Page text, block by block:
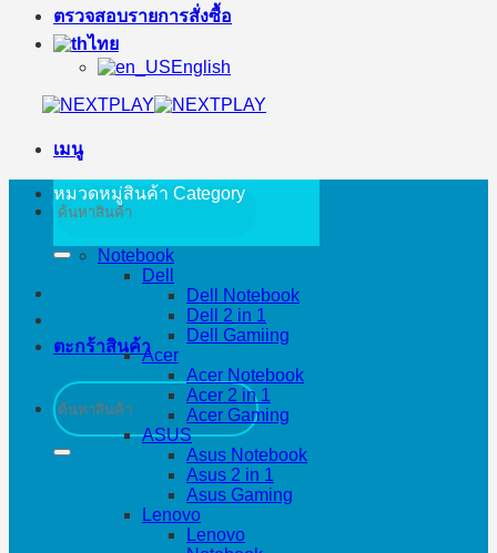
ตรวจสอบรายการสั่งซื้อ
ไทย
English
เมนู
ค้นหา:
ตะกร้าสินค้า
ค้นหา:
หมวดหมู่สินค้า Category
Notebook
Dell
Dell Notebook
Dell 2 in 1
Dell Gamiing
Acer
Acer Notebook
Acer 2 in 1
Acer Gaming
ASUS
Asus Notebook
Asus 2 in 1
Asus Gaming
Lenovo
Lenovo